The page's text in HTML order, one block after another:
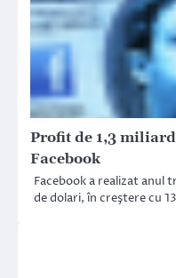
Profit de 1,3
Facebook
Facebook a realizat anul
de dolari, în creştere cu